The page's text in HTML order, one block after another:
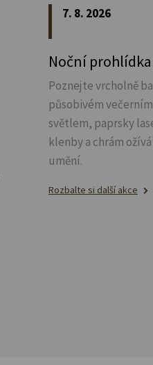
7. 8. 2026
Noční
Poznejte vrcholně
působivém
světlem, paprsky
klenby a chrám
umění.
Rozbalte si další akce